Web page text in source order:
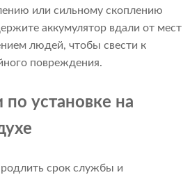
или сильному скоплению
аккумулятор вдали от мест
людей, чтобы свести к
повреждения.
установке на
срок службы и